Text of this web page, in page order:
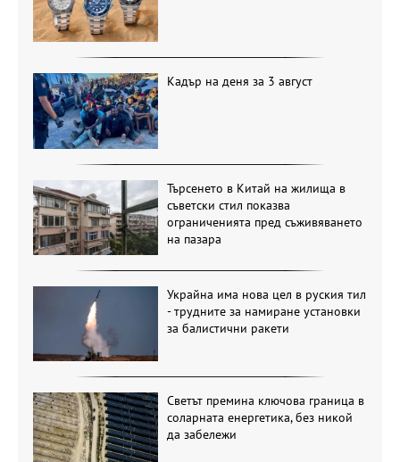
Кадър на деня за 3 август
Търсенето в Китай на жилища в
съветски стил показва
ограниченията пред съживяването
на пазара
Украйна има нова цел в руския тил
- трудните за намиране установки
за балистични ракети
Светът премина ключова граница в
соларната енергетика, без никой
да забележи